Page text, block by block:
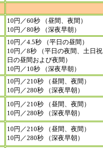
10円／60秒 （昼間、夜間）
10円／80秒 （深夜早朝）
10円／4.5秒 （平日の昼間）
10円／8秒 （平日の夜間、土日祝
日の昼間および夜間）
10円／10秒 （深夜早朝）
10円／210秒 （昼間、夜間）
10円／280秒 （深夜早朝）
10円／210秒 （昼間、夜間）
10円／280秒 （深夜早朝）
10円／210秒 （昼間、夜間）
10円／280秒 （深夜早朝）